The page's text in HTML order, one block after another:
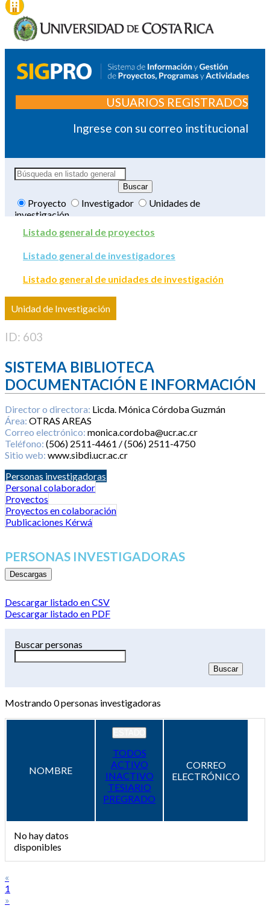
USUARIOS REGISTRADOS
Ingrese con su correo institucional
Proyecto Investigador
Unidades de
investigación
Listado general de proyectos
Listado general de investigadores
Listado general de unidades de investigación
Unidad de Investigación
ID: 603
SISTEMA BIBLIOTECA
DOCUMENTACIÓN E INFORMACIÓN
Director o directora: Licda. Mónica Córdoba Guzmán
Área: OTRAS AREAS
Correo electrónico: monica.cordoba@ucr.ac.cr
Teléfono: (506) 2511-4461 / (506) 2511-4750
Sitio web: www.sibdi.ucr.ac.cr
Personas investigadoras
Personal colaborador
Proyectos
Proyectos en colaboración
Publicaciones Kérwá
PERSONAS INVESTIGADORAS
Descargas
Descargar listado en CSV
Descargar listado en PDF
Buscar personas
Mostrando0personas investigadoras
NOMBRE
TODOS
ACTIVO
INACTIVO
TESIARIO
PREGRADO
CORREO
ELECTRÓNICO
No hay datos
disponibles
«
1
»